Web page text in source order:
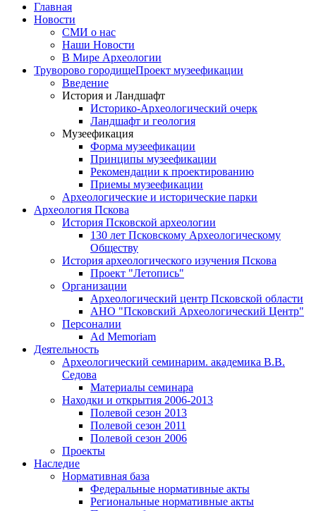
Главная
Новости
СМИ о нас
Наши Новости
В Мире Археологии
Труворово городищеПроект музеефикации
Введение
История и Ландшафт
Историко-Археологический очерк
Ландшафт и геология
Музеефикация
Форма музеефикации
Принципы музеефикации
Рекомендации к проектированию
Приемы музеефикации
Археологические и исторические парки
Археология Пскова
История Псковской археологии
130 лет Псковскому Археологическому
Обществу
История археологического изучения Пскова
Проект "Летопись"
Организации
Археологический центр Псковской области
АНО "Псковский Археологический Центр"
Персоналии
Ad Memoriam
Деятельность
Археологический семинарим. академика В.В.
Седова
Материалы семинара
Находки и открытия 2006-2013
Полевой сезон 2013
Полевой сезон 2011
Полевой сезон 2006
Проекты
Наследие
Нормативная база
Федеральные нормативные акты
Региональные нормативные акты